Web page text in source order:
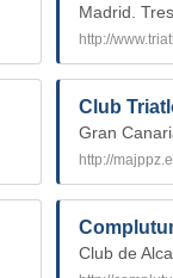
Madrid.
http://
Club
Gran
http://
Club de